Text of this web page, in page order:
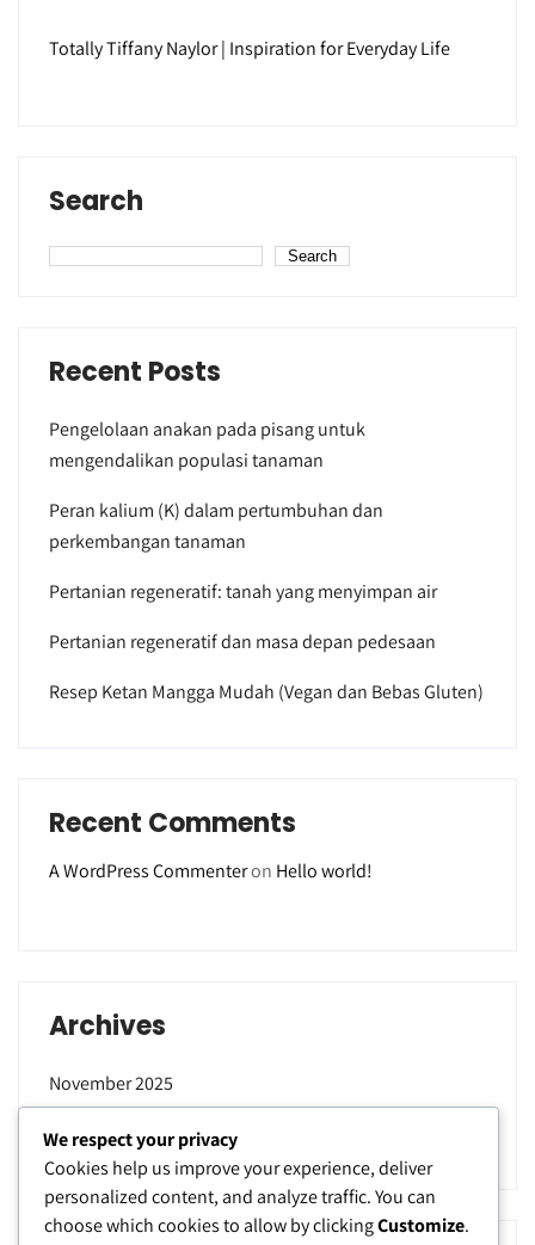
Totally Tiffany Naylor | Inspiration for Everyday Life
Search
Search
Recent Posts
Pengelolaan anakan pada pisang untuk
mengendalikan populasi tanaman
Peran kalium (K) dalam pertumbuhan dan
perkembangan tanaman
Pertanian regeneratif: tanah yang menyimpan air
Pertanian regeneratif dan masa depan pedesaan
Resep Ketan Mangga Mudah (Vegan dan Bebas Gluten)
Recent Comments
A WordPress Commenteron Hello world!
Archives
November 2025
September 2025
We respect your privacy
Cookies help us improve your experience, deliver
personalized content, and analyze traffic. You can
choose which cookies to allow by clickingCustomize.